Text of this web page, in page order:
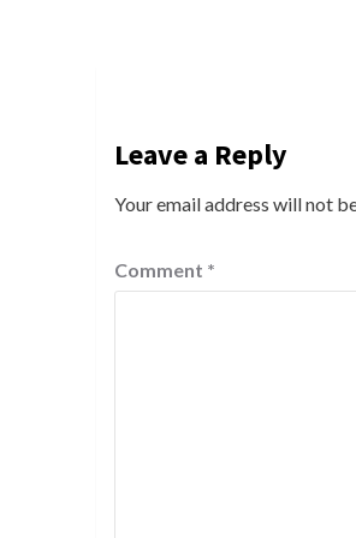
Leave a Reply
Your email address will not
Comment *